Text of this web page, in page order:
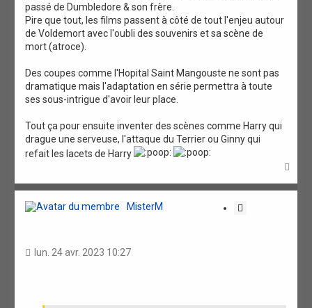
passé de Dumbledore & son frère.
Pire que tout, les films passent à côté de tout l'enjeu autour
de Voldemort avec l'oubli des souvenirs et sa scène de
mort (atroce).
Des coupes comme l'Hopital Saint Mangouste ne sont pas
dramatique mais l'adaptation en série permettra à toute
ses sous-intrigue d'avoir leur place.
Tout ça pour ensuite inventer des scènes comme Harry qui
drague une serveuse, l'attaque du Terrier ou Ginny qui
refait les lacets de Harry
u
MisterM
lun. 24 avr. 2023 10:27